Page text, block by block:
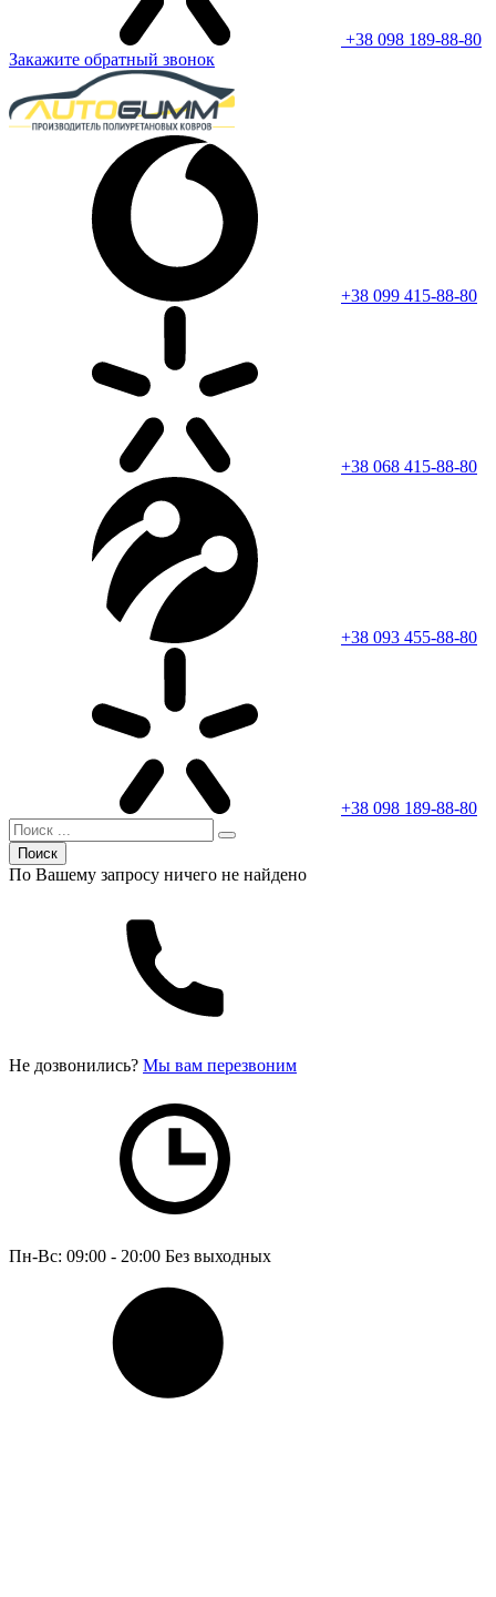
+38 098 189-88-80
Закажите обратный звонок
+38 099 415-88-80
+38 068 415-88-80
+38 093 455-88-80
+38 098 189-88-80
Поиск
По Вашему запросу ничего не найдено
Не дозвонились? Мы вам перезвоним
Пн-Вс: 09:00 - 20:00 Без выходных